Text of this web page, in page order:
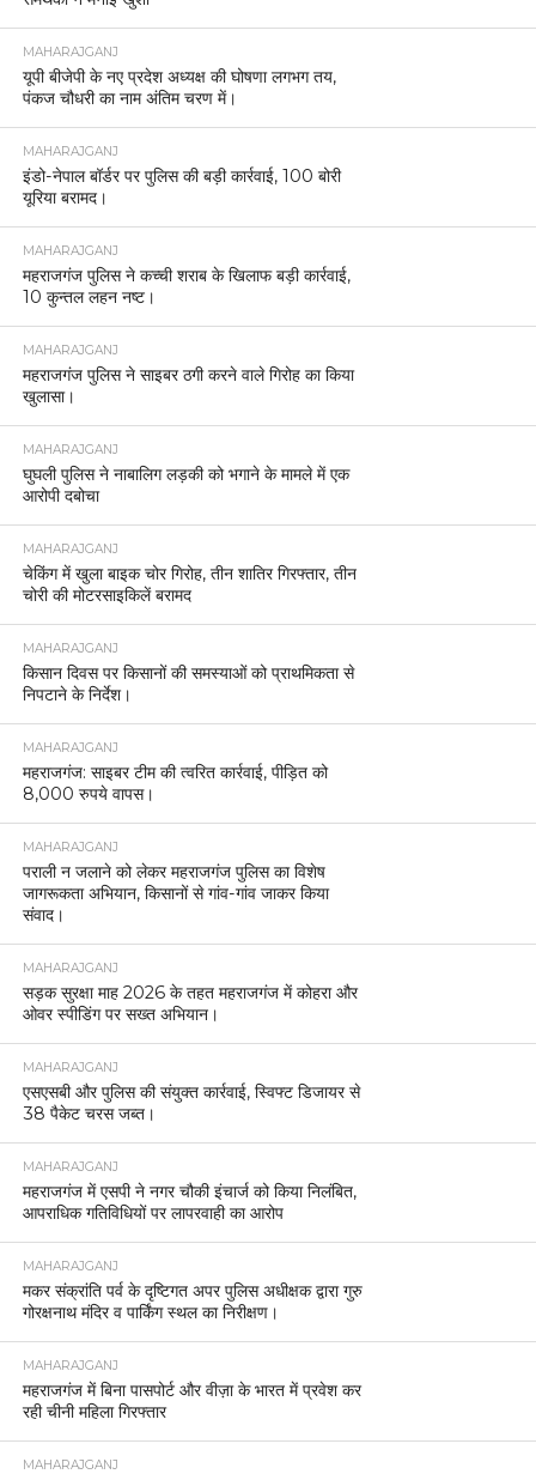
MAHARAJGANJ
यूपी बीजेपी के नए प्रदेश अध्यक्ष की घोषणा लगभग तय,
पंकज चौधरी का नाम अंतिम चरण में।
MAHARAJGANJ
इंडो-नेपाल बॉर्डर पर पुलिस की बड़ी कार्रवाई, 100 बोरी
यूरिया बरामद।
MAHARAJGANJ
महराजगंज पुलिस ने कच्ची शराब के खिलाफ बड़ी कार्रवाई,
10 कुन्तल लहन नष्ट।
MAHARAJGANJ
महराजगंज पुलिस ने साइबर ठगी करने वाले गिरोह का किया
खुलासा।
MAHARAJGANJ
घुघली पुलिस ने नाबालिग लड़की को भगाने के मामले में एक
आरोपी दबोचा
MAHARAJGANJ
चेकिंग में खुला बाइक चोर गिरोह, तीन शातिर गिरफ्तार, तीन
चोरी की मोटरसाइकिलें बरामद
MAHARAJGANJ
किसान दिवस पर किसानों की समस्याओं को प्राथमिकता से
निपटाने के निर्देश।
MAHARAJGANJ
महराजगंज: साइबर टीम की त्वरित कार्रवाई, पीड़ित को
8,000 रुपये वापस।
MAHARAJGANJ
पराली न जलाने को लेकर महराजगंज पुलिस का विशेष
जागरूकता अभियान, किसानों से गांव-गांव जाकर किया
संवाद।
MAHARAJGANJ
सड़क सुरक्षा माह 2026 के तहत महराजगंज में कोहरा और
ओवर स्पीडिंग पर सख्त अभियान।
MAHARAJGANJ
एसएसबी और पुलिस की संयुक्त कार्रवाई, स्विफ्ट डिजायर से
38 पैकेट चरस जब्त।
MAHARAJGANJ
महराजगंज में एसपी ने नगर चौकी इंचार्ज को किया निलंबित,
आपराधिक गतिविधियों पर लापरवाही का आरोप
MAHARAJGANJ
मकर संक्रांति पर्व के दृष्टिगत अपर पुलिस अधीक्षक द्वारा गुरु
गोरक्षनाथ मंदिर व पार्किंग स्थल का निरीक्षण।
MAHARAJGANJ
महराजगंज में बिना पासपोर्ट और वीज़ा के भारत में प्रवेश कर
रही चीनी महिला गिरफ्तार
MAHARAJGANJ